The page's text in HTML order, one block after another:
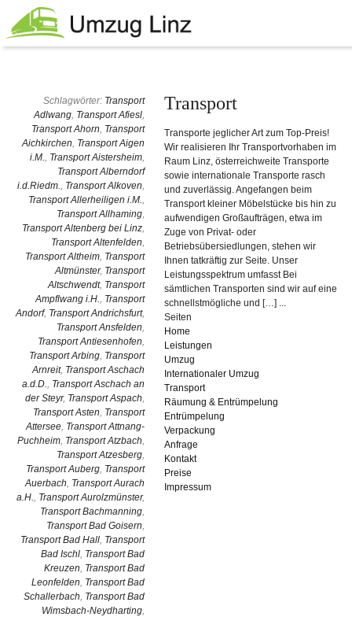
Schlagwörter: Transport
Adlwang, Transport Afiesl,
Transport Ahorn, Transport
Aichkirchen, Transport Aigen
i.M., Transport Aistersheim,
Transport Alberndorf
i.d.Riedm., Transport Alkoven,
Transport Allerheiligen i.M.,
Transport Allhaming,
Transport Altenberg bei Linz,
Transport Altenfelden,
Transport Altheim, Transport
Altmünster, Transport
Altschwendt, Transport
Ampflwang i.H., Transport
Andorf, Transport Andrichsfurt,
Transport Ansfelden,
Transport Antiesenhofen,
Transport Arbing, Transport
Arnreit, Transport Aschach
a.d.D., Transport Aschach an
der Steyr, Transport Aspach,
Transport Asten, Transport
Attersee, Transport Attnang-
Puchheim, Transport Atzbach,
Transport Atzesberg,
Transport Auberg, Transport
Auerbach, Transport Aurach
a.H., Transport Aurolzmünster,
Transport Bachmanning,
Transport Bad Goisern,
Transport Bad Hall, Transport
Bad Ischl, Transport Bad
Kreuzen, Transport Bad
Leonfelden, Transport Bad
Schallerbach, Transport Bad
Wimsbach-Neydharting,
Transport
Transporte jeglicher Art zum Top-Preis!
Wir realisieren Ihr Transportvorhaben im
Raum Linz, österreichweite Transporte
sowie internationale Transporte rasch
und zuverlässig. Angefangen beim
Transport kleiner Möbelstücke bis hin zu
aufwendigen Großaufträgen, etwa im
Zuge von Privat- oder
Betriebsübersiedlungen, stehen wir
Ihnen tatkräftig zur Seite. Unser
Leistungsspektrum umfasst Bei
sämtlichen Transporten sind wir auf eine
schnellstmögliche und […] ...
Seiten
Home
Leistungen
Umzug
Internationaler Umzug
Transport
Räumung & Entrümpelung
Entrümpelung
Verpackung
Anfrage
Kontakt
Preise
Impressum